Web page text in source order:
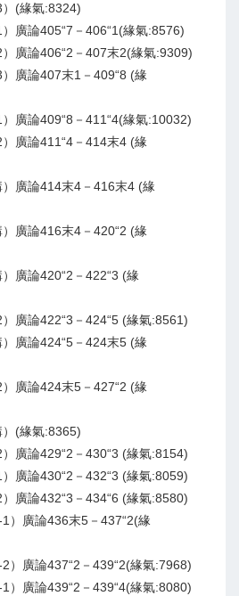
(緣氣:8324)
廣論405“7－406“1(緣氣:8576)
廣論406“2－407末2(緣氣:9309)
廣論407末1－409“8 (緣
廣論409“8－411“4(緣氣:10032)
廣論411“4－414末4 (緣
廣論414末4－416末4 (緣
廣論416末4－420“2 (緣
廣論420“2－422“3 (緣
廣論422“3－424“5 (緣氣:8561)
廣論424“5－424末5 (緣
廣論424末5－427“2 (緣
(緣氣:8365)
廣論429“2－430“3 (緣氣:8154)
廣論430“2－432“3 (緣氣:8059)
廣論432“3－434“6 (緣氣:8580)
）廣論436末5－437“2(緣
）廣論437“2－439“2(緣氣:7968)
）廣論439“2－439“4(緣氣:8080)